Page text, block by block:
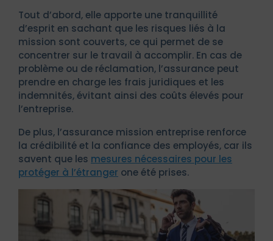
Tout d’abord, elle apporte une tranquillité
d’esprit en sachant que les risques liés à la
mission sont couverts, ce qui permet de se
concentrer sur le travail à accomplir. En cas de
problème ou de réclamation, l’assurance peut
prendre en charge les frais juridiques et les
indemnités, évitant ainsi des coûts élevés pour
l’entreprise.
De plus, l’assurance mission entreprise renforce
la crédibilité et la confiance des employés, car ils
savent que les mesures nécessaires pour les
protéger à l’étranger one été prises.